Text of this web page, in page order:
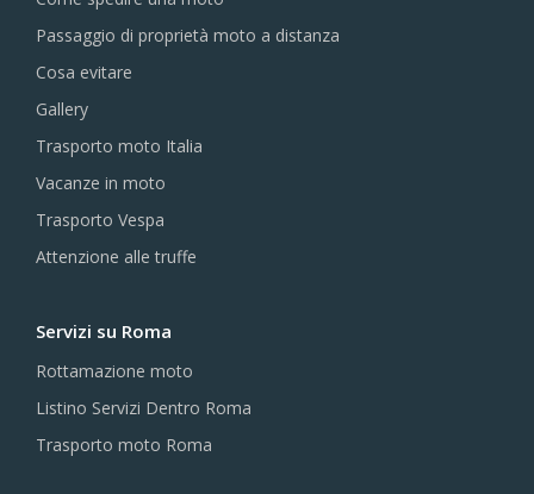
Passaggio di proprietà moto a distanza
Cosa evitare
Gallery
Trasporto moto Italia
Vacanze in moto
Trasporto Vespa
Attenzione alle truffe
Servizi su Roma
Rottamazione moto
Listino Servizi Dentro Roma
Trasporto moto Roma